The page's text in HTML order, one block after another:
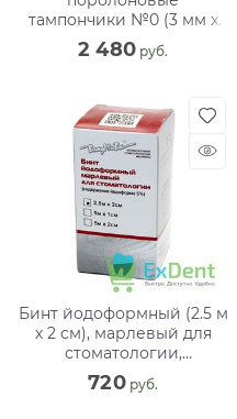
тампончики №0 (3 мм x
3000 шт)
2 480 руб.
Бинт йодоформный (2.5 м
х 2 см), марлевый для
стоматологии,
содержание йодоформа
5%
720 руб.